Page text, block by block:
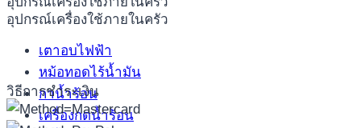
อุปกรณ์เครื่องใช้ภายในครัว
เตาอบไฟฟ้า
หม้อทอดไร้น้ำมัน
กาน้ำร้อน
เครื่องกดน้ำร้อน
วิธีการชำระเงิน